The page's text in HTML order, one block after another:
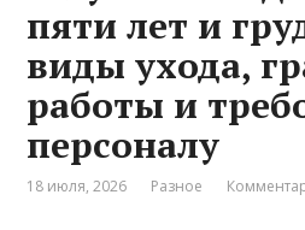
пяти лет и
виды ухода,
работы и
персоналу
18 июля, 2026 Разное